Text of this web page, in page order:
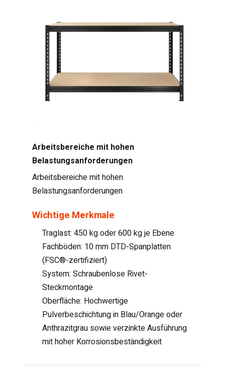
Arbeitsbereiche mit hohen
Belastungsanforderungen
Arbeitsbereiche mit hohen
Belastungsanforderungen
Wichtige Merkmale
Traglast: 450 kg oder 600 kg je Ebene
Fachböden: 10 mm DTD-Spanplatten
(FSC®-zertifiziert)
System: Schraubenlose Rivet-
Steckmontage
Oberfläche: Hochwertige
Pulverbeschichtung in Blau/Orange oder
Anthrazitgrau sowie verzinkte Ausführung
mit hoher Korrosionsbeständigkeit